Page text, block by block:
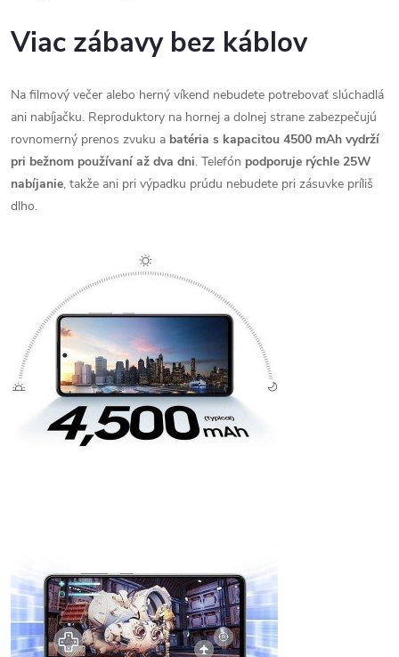
Viac zábavy bez káblov
Na filmový večer alebo herný víkend nebudete potrebovať slúchadlá
ani nabíjačku. Reproduktory na hornej a dolnej strane zabezpečujú
rovnomerný prenos zvuku a batéria s kapacitou 4500 mAh vydrží
pri bežnom používaní až dva dni. Telefón podporuje rýchle 25W
nabíjanie, takže ani pri výpadku prúdu nebudete pri zásuvke príliš
dlho.